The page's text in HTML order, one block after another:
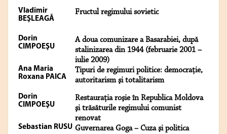
Vladimir
BEŞLEAGĂ
Fructul regimului sovietic
Dorin
CIMPOEŞU
A doua comunizare a Basarabiei, după
stalinizarea din 1944 (februarie 2001 –
iulie 2009)
Ana Maria
Roxana PAICA
Tipuri de regimuri politice: democraţie,
autoritarism şi totalitarism
Dorin
CIMPOEŞU
Restauraţia roşie în Republica Moldova
şi trăsăturile regimului comunist
renovat
Sebastian RUSU Guvernarea Goga – Cuza şi politica